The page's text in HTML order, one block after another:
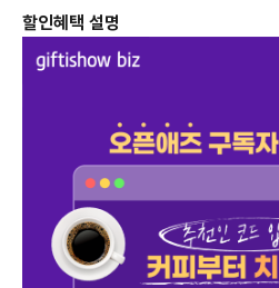
할인혜택 설명